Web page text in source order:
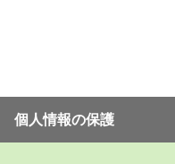
個⼈情報の保護